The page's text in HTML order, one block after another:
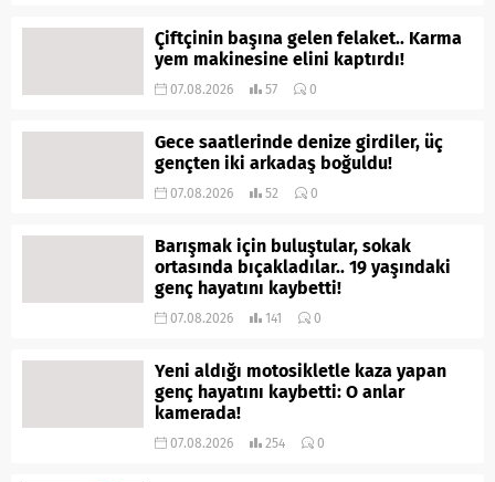
Çiftçinin başına gelen felaket.. Karma
yem makinesine elini kaptırdı!
07.08.2026 57 0
Gece saatlerinde denize girdiler, üç
gençten iki arkadaş boğuldu!
07.08.2026 52 0
Barışmak için buluştular, sokak
ortasında bıçakladılar.. 19 yaşındaki
genç hayatını kaybetti!
07.08.2026 141 0
Yeni aldığı motosikletle kaza yapan
genç hayatını kaybetti: O anlar
kamerada!
07.08.2026 254 0